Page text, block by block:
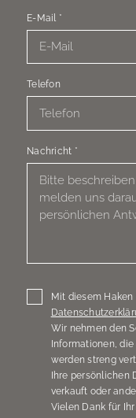
E-Mail *
Telefon
Nachricht *
Mit diesem
Wir nehmen den
Informationen,
werden streng
Ihre persönlichen
verkauft oder
Vielen Dank für